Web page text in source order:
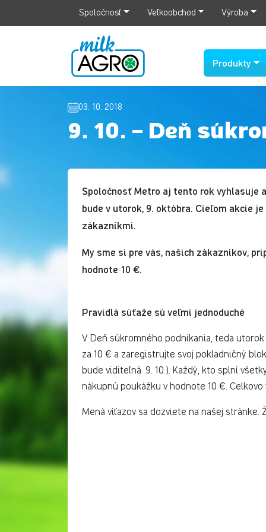
Spoločnosť Veľkoobchod Výroba
Produkty
03. 10. 2018
9. 10. – Deň
Spoločnosť Metro aj tento rok vyhlasuje
bude v utorok, 9. októbra. Cieľom akcie
zákazníkmi.
My sme si pre vás, našich zákazníkov,
hodnote 10 €.
Pravidlá súťaže sú veľmi jednoduché
V Deň súkromného podnikania, teda
za 10 € a zaregistrujte svoj pokladničný
bude viditeľná 9. 10.). Každý, kto splní
nákupnú poukážku v hodnote 10 €.
Mená víťazov sa dozviete na našej stránke.